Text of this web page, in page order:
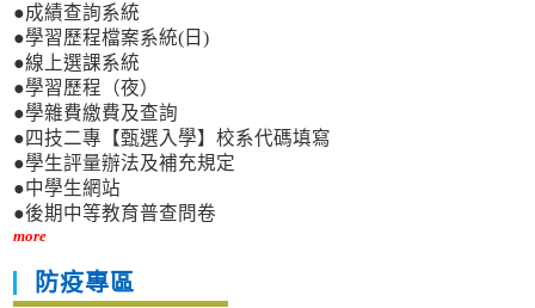
●成績查詢系統
●學習歷程檔案系統(日)
●線上選課系統
●學習歷程（夜）
●學雜費繳費及查詢
●四技二專【甄選入學】校系代碼填寫
●學生評量辦法及補充規定
●中學生網站
●後期中等教育普查問卷
more
防疫專區